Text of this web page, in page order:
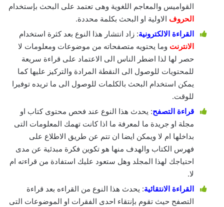
القواميس والمعاجم اللغوية وهى تعتمد على البحث بإستخدام
الحروف الاولية او البحث بكلمة محددة.
القراءة الالكترونية: زاد انتشار هذا النوع بعد كثرة استخدام
الانترنت وما يحتويه متصفحاته من موضوعات ومعلومات لا
حصر لها لذا اضطر الناس الى الاعتماد على قراءة سريعة
للمحتويات للوصول الى النقطة المرادة والتركيز عليها كما
يمكن استخدام البحث بالكلمات للوصول الى ما تريده توفيرا
للوقت.
قراءة التصفح: يحدث هذا النوع عند فحص محتوى كتاب او
مجلة او جريدة ما لمعرفة ما اذا كانت تهمك المعلومات التى
بداخلها ام لا ويمكن ايضا ان تتم عن طريق الاطلاع على
فهرس الكتاب والهدف منها هو تكوين فكرة مبدئية عن مدى
احتياجك لهذا المجلد وهل ستعود عليك استفادة من قراءته ام
لا.
القراءة الانتقائية: يحدث هذا النوع من القراءه بعد قراءة
التصفح حيث تقوم بإنتقاء احدى الفقرات او الموضوعات التى